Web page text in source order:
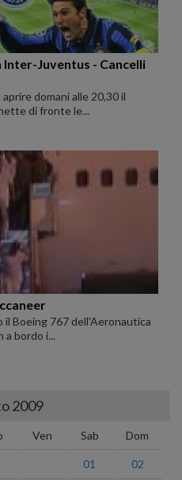
Juventus - Cancelli
domani alle 20,30 il
di fronte le...
il Boeing 767 dell'Aeronautica
bordo i...
2009
Ven Sab Dom
01 02